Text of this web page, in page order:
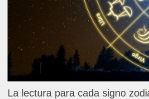
La lectura para cada signo